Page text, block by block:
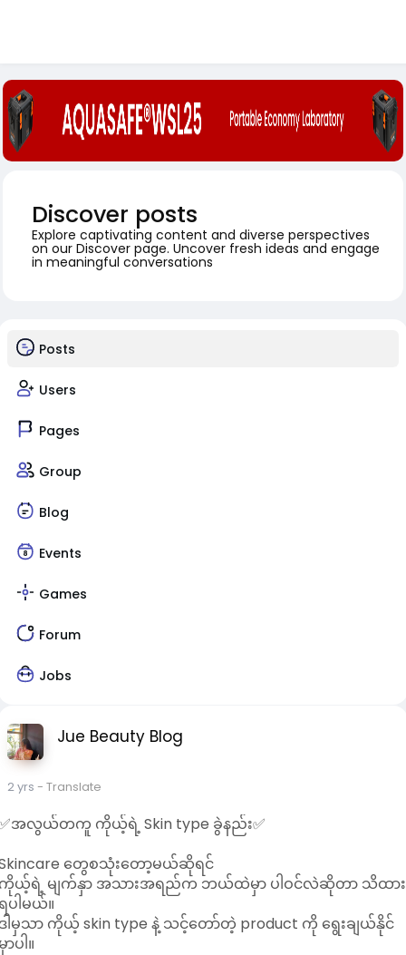
Discover posts
Explore captivating content and diverse perspectives
on our Discover page. Uncover fresh ideas and engage
in meaningful conversations
Posts
Users
Pages
Group
Blog
Events
Games
Forum
Jobs
Jue Beauty Blog
2 yrs - Translate
အလွယ်တကူ ကိုယ့်ရဲ့ Skin type ခွဲနည်း✅
တွေစသုံးတော့မယ်ဆိုရင်
ယ့်ရဲ့ မျက်နှာ အသားအရည်က ဘယ်ထဲမှာ ပါဝင်လဲဆိုတာ သိထား
ပါမယ်။
ါမှသာ ကိုယ့် skin type နဲ့ သင့်တော်တဲ့ product ကို ရွေးချယ်နိုင်
ာပါ။